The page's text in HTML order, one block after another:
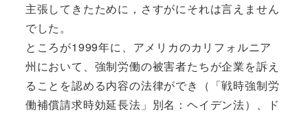
主張してきたために，さすがにそれは言えません
でした。
ところが1999年に、アメリカのカリフォルニア
州において、強制労働の被害者たちが企業を訴え
ることを認める内容の法律ができ（「戦時強制労
働補償請求時効延長法」別名：ヘイデン法）、ド